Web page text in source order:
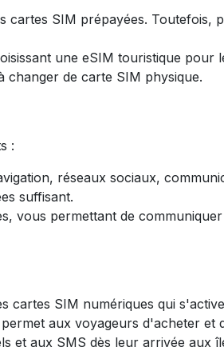
cartes SIM prépayées. Toutefois,
une eSIM touristique pour
changer de carte SIM physique.
:
réseaux sociaux,
suffisant.
vous permettant de
cartes SIM numériques qui
aux voyageurs d'acheter et
et aux SMS dès leur arrivée aux